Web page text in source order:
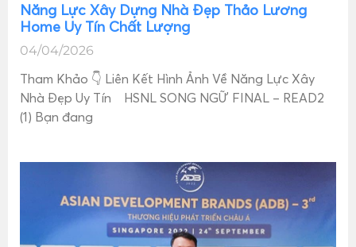
Năng Lực Xây Dựng Nhà Đẹp Thảo Lương
Home Uy Tín Chất Lượng
04/04/2026
Tham Khảo 👇 Liên Kết Hình Ảnh Về Năng Lực Xây
Nhà Đẹp Uy Tín HSNL SONG NGỮ FINAL – READ2
(1) Bạn đang